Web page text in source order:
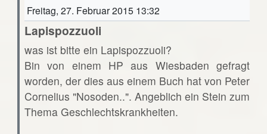
Freitag, 27. Februar 2015 13:32
Lapispozzuoli
was ist bitte ein Lapispozzuoli?
Bin von einem HP aus Wiesbaden gefragt
worden, der dies aus einem Buch hat von Peter
Cornelius "Nosoden..". Angeblich ein Stein zum
Thema Geschlechtskrankheiten.